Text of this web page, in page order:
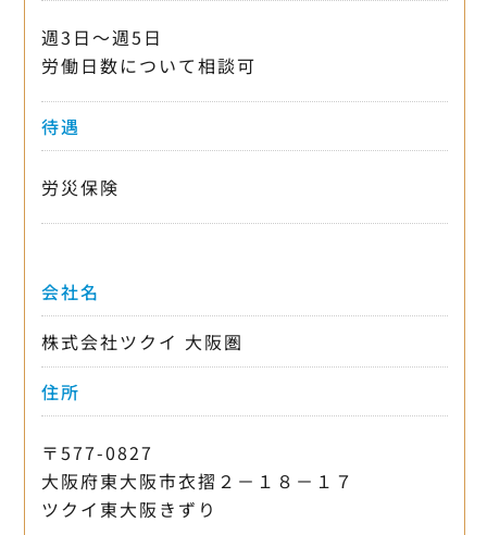
週3日〜週5日
労働日数について相談可
待遇
労災保険
会社名
株式会社ツクイ 大阪圏
住所
〒577-0827
大阪府東大阪市衣摺２－１８－１７
ツクイ東大阪きずり